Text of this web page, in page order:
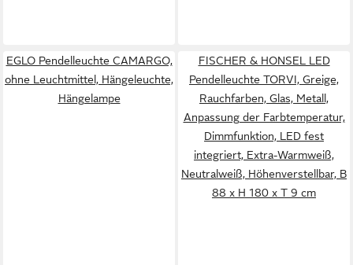
EGLO Pendelleuchte CAMARGO,
ohne Leuchtmittel, Hängeleuchte,
Hängelampe
FISCHER & HONSEL LED
Pendelleuchte TORVI, Greige,
Rauchfarben, Glas, Metall,
Anpassung der Farbtemperatur,
Dimmfunktion, LED fest
integriert, Extra-Warmweiß,
Neutralweiß, Höhenverstellbar, B
88 x H 180 x T 9 cm